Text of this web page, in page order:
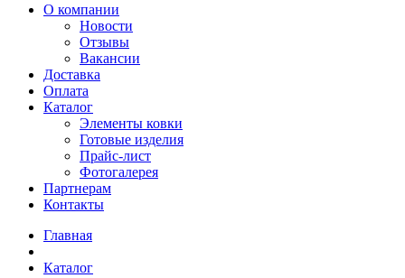
О компании
Новости
Отзывы
Вакансии
Доставка
Оплата
Каталог
Элементы ковки
Готовые изделия
Прайс-лист
Фотогалерея
Партнерам
Контакты
Главная
Каталог